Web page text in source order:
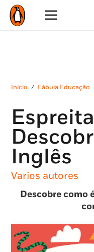
Início / Fábula Educação
Inglês
Varios autores
Descobre como